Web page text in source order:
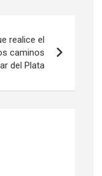
realice el
caminos
del Plata